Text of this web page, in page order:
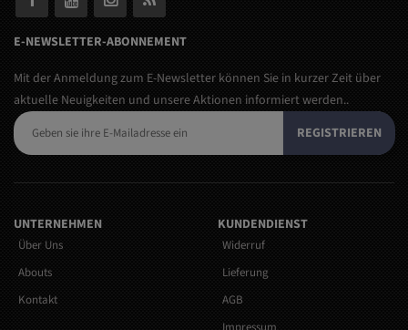
E-NEWSLETTER-ABONNEMENT
Mit der Anmeldung zum E-Newsletter können Sie in kurzer Zeit über
aktuelle Neuigkeiten und unsere Aktionen informiert werden..
REGISTRIEREN
UNTERNEHMEN
Über Uns
Abouts
Kontakt
KUNDENDIENST
Widerruf
Lieferung
AGB